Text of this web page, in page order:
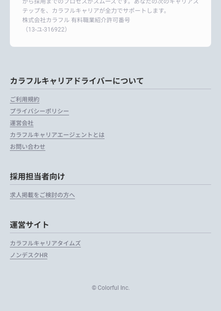
テップを、カラフルキャリアが全力でサポートします。
株式会社カラフル 有料職業紹介許可番号
（13-ユ-316922）
カラフルキャリアドライバーについて
ご利用規約
プライバシーポリシー
運営会社
カラフルキャリアエージェントとは
お問い合わせ
採用担当者向け
求人掲載をご検討の方へ
運営サイト
カラフルキャリアタイムズ
ノンデスクHR
© Colorful Inc.